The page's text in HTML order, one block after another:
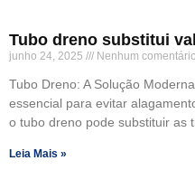
Tubo dreno substitui
junho 24, 2025 Nenhum comentário
Tubo Dreno: A Solução
essencial para evitar
o tubo dreno pode substituir as
Leia Mais »